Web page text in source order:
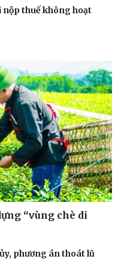
nộp thuế không hoạt
“vùng chè di
phương án thoát lũ